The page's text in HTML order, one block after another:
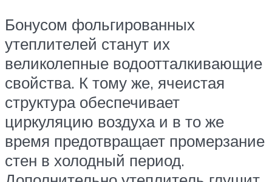
Бонусом фольгированных
утеплителей станут их
великолепные водоотталкивающие
свойства. К тому же, ячеистая
структура обеспечивает
циркуляцию воздуха и в то же
время предотвращает промерзание
стен в холодный период.